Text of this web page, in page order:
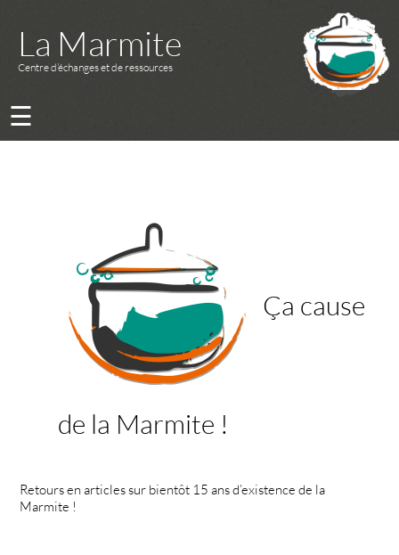
La Marmite
Centre d’échanges et de ressources
☰
Ça cause
de la Marmite !
Retours en articles sur bientôt 15 ans d’existence de la
Marmite !